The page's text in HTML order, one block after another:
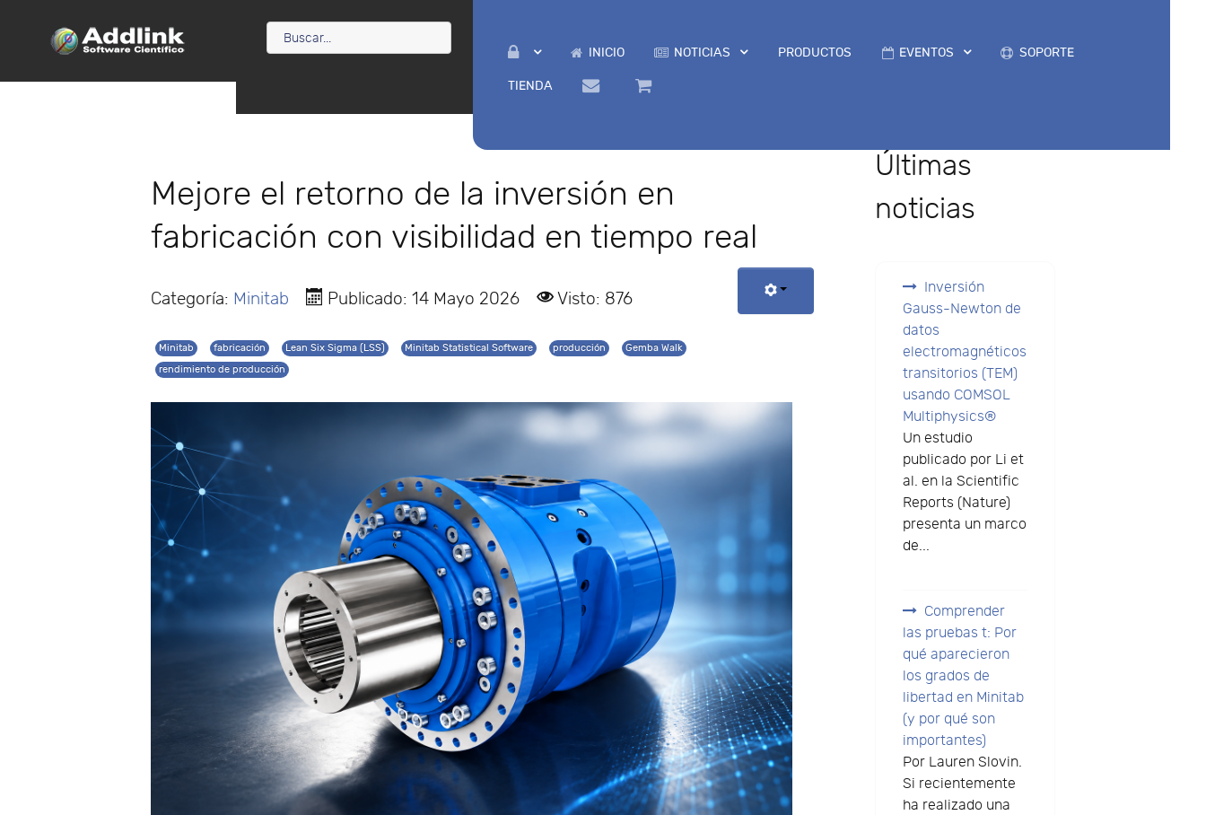
INICIO NOTICIAS PRODUCTOS EVENTOS SOPORTE
TIENDA
Mejore el retorno de la inversión en
fabricación con visibilidad en tiempo real
Categoría: Minitab Publicado: 14 Mayo 2026 Visto: 876
Minitab fabricación Lean Six Sigma (LSS) Minitab Statistical Software producción
Gemba Walk
rendimiento de producción
Últimas
noticias
Inversión
Gauss-Newton de
datos
electromagnéticos
transitorios (TEM)
usando COMSOL
Multiphysics®
Un estudio
publicado por Li et
al. en la Scientific
Reports (Nature)
presenta un marco
de...
Comprender
las pruebas t: Por
qué aparecieron
los grados de
libertad en Minitab
(y por qué son
importantes)
Por Lauren Slovin.
Si recientemente
ha realizado una